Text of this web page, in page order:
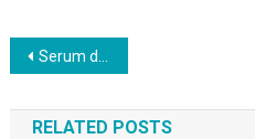
Nawigacja
wpisu
Serum do twarzy dla mężczyzn a inne składniki: jak łączyć i nie podrażnić (z czym łączyć: pielęgnacja skóry)
RELATED POSTS